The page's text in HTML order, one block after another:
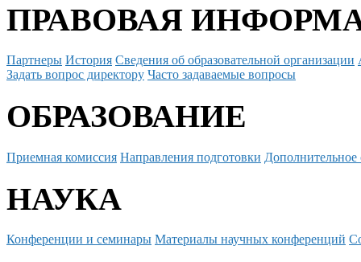
ПРАВОВАЯ
Партнеры История Сведения об образовательной организации
Задать вопрос директору Часто задаваемые вопросы
ОБРАЗОВАНИЕ
Приемная комиссия Направления подготовки Дополнительное
НАУКА
Конференции и семинары Материалы научных конференций